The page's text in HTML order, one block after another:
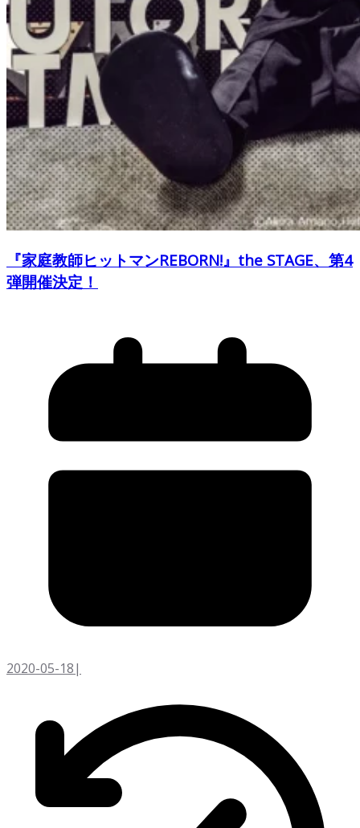
『家庭教師ヒットマンREBORN!』the STAGE、第4
弾開催決定！
2020-05-18|